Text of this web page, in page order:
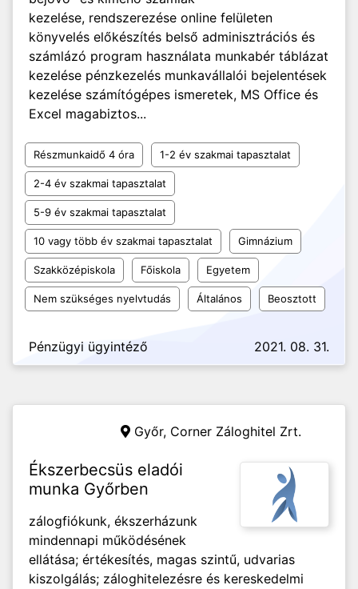
kezelése, rendszerezése online felületen
könyvelés előkészítés belső adminisztrációs és
számlázó program használata munkabér táblázat
kezelése pénzkezelés munkavállalói bejelentések
kezelése számítógépes ismeretek, MS Office és
Excel magabiztos...
Részmunkaidő 4 óra 1-2 év szakmai tapasztalat
2-4 év szakmai tapasztalat
5-9 év szakmai tapasztalat
10 vagy több év szakmai tapasztalat Gimnázium
Szakközépiskola Főiskola Egyetem
Nem szükséges nyelvtudás Általános Beosztott
Pénzügyi ügyintéző 2021. 08. 31.
Győr, Corner Záloghitel Zrt.
Ékszerbecsüs eladói
munka Győrben
zálogfiókunk, ékszerházunk
mindennapi működésének
ellátása; értékesítés, magas szintű, udvarias
kiszolgálás; záloghitelezésre és kereskedelmi